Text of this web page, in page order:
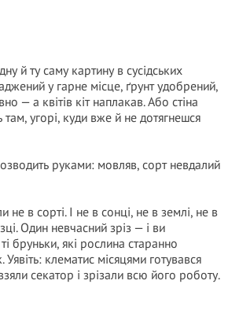
й ту саму картину в сусідських
у гарне місце, ґрунт удобрений,
— а квітів кіт наплакав. Або стіна
там, угорі, куди вже й не дотягнешся
руками: мовляв, сорт невдалий
в сорті. І не в сонці, не в землі, не в
Один невчасний зріз — і ви
бруньки, які рослина старанно
клематис місяцями готувався
секатор і зрізали всю його роботу.